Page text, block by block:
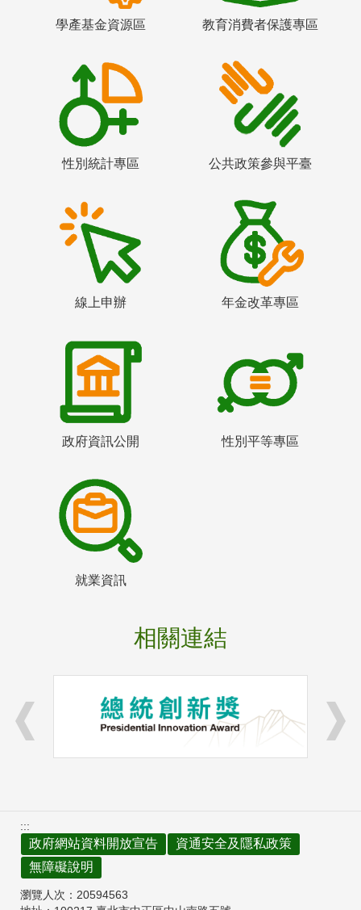
學產基金資源區 教育消費者保護專區
性別統計專區 公共政策參與平臺
線上申辦 年金改革專區
政府資訊公開 性別平等專區
就業資訊
相關連結
:::
政府網站資料開放宣告
資通安全及隱私政策
無障礙說明
瀏覽人次： 20594563